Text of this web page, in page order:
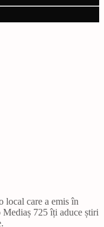
local care a emis în
725 îți aduce știri